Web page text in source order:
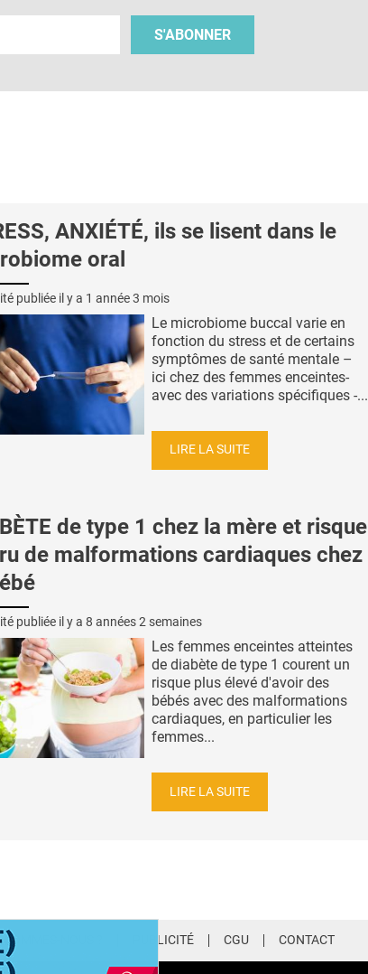
S'ABONNER
ANXIÉTÉ, ils se lisent dans le
oral
publiée il y a 1 année 3 mois
Le microbiome buccal varie en
fonction du stress et de certains
symptômes de santé mentale –
ici chez des femmes enceintes-
avec des variations spécifiques -...
LIRE LA SUITE
de type 1 chez la mère et risque
de malformations cardiaques chez
publiée il y a 8 années 2 semaines
Les femmes enceintes atteintes
de diabète de type 1 courent un
risque plus élevé d'avoir des
bébés avec des malformations
cardiaques, en particulier les
femmes...
LIRE LA SUITE
SOMMES-NOUS ? PUBLICITÉ CGU CONTACT